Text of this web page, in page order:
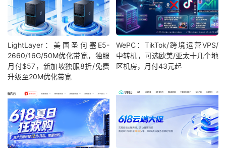
LightLayer：美国圣何塞E5-
2660/16G/50M优化带宽，独服
月付$57，新加坡独服8折/免费
升级至20M优化带宽
WePC：TikTok/跨境运营VPS/
中转机，可选欧美/亚太十几个地
区机房，月付43元起